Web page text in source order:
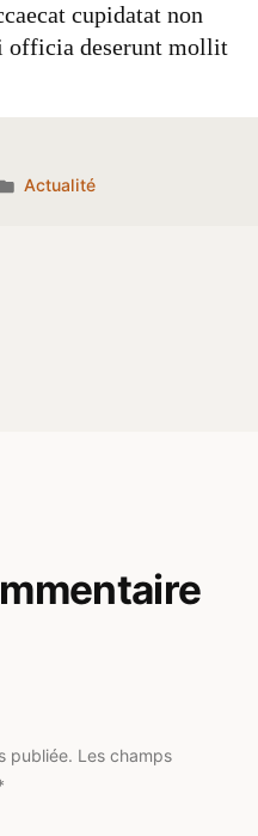
cupidatat non
officia deserunt mollit
Publié
Actualité
:
publiée. Les champs